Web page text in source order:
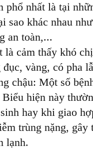
phổ nhất là tại
sao khác nhau
an toàn,...
là cảm thấy khó
vàng, có pha
chậu: Một số
hiện này
hay khi giao
trùng nặng, gây
lạnh.